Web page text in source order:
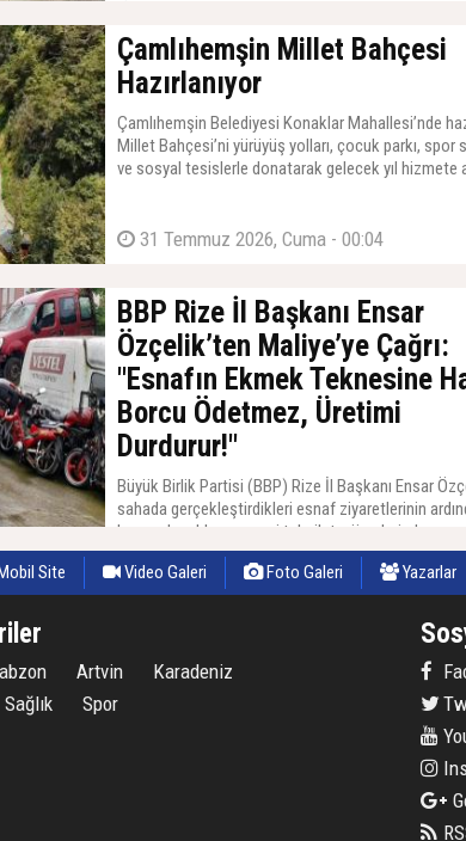
Çamlıhemşin Millet Bahçesi
Hazırlanıyor
Çamlıhemşin Belediyesi Konaklar Mahallesi’nde
Millet Bahçesi’ni yürüyüş yolları, çocuk parkı, spor
ve sosyal tesislerle donatarak gelecek yıl hizmete
31 Temmuz 2026, Cuma - 00:04
BBP Rize İl Başkanı Ensar
Özçelik’ten Maliye’ye Çağrı:
"Esnafın Ekmek Teknesine
Borcu Ödetmez, Üretimi
Durdurur!"
Büyük Birlik Partisi (BBP) Rize İl Başkanı Ensar
sahada gerçekleştirdikleri esnaf ziyaretlerinin
kamu alacakları ve vergi tahsilatı süreçlerinde
sıkıntılara dikkat çekerek Hazine ve Maliye
çağrıda bulundu.
Site Video Galeri Foto Galeri Yazarlar
Artvin
Karadeniz
Sağlık Spor